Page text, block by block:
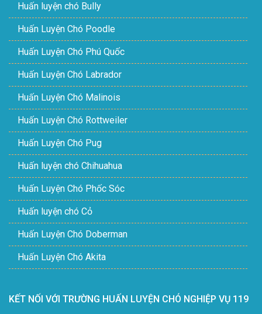
Huấn luyện chó Bully
Huấn Luyện Chó Poodle
Huấn Luyện Chó Phú Quốc
Huấn Luyện Chó Labrador
Huấn Luyện Chó Malinois
Huấn Luyện Chó Rottweiler
Huấn Luyện Chó Pug
Huấn luyện chó Chihuahua
Huấn Luyện Chó Phốc Sóc
Huấn luyện chó Cỏ
Huấn Luyện Chó Doberman
Huấn Luyện Chó Akita
KẾT NỐI VỚI TRƯỜNG HUẤN LUYỆN CHÓ NGHIỆP VỤ 119